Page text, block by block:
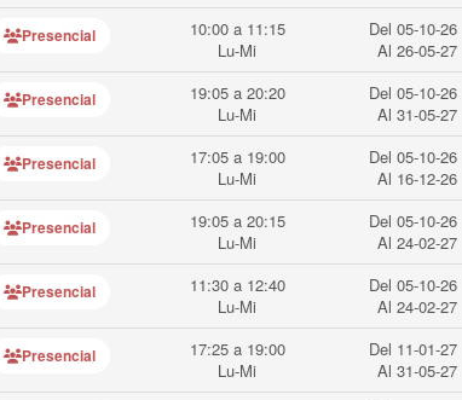
Presencial
10:00 a 11:15
Lu-Mi
Del 05-10-26
Al 26-05-27
Presencial
19:05 a 20:20
Lu-Mi
Del 05-10-26
Al 31-05-27
Presencial
17:05 a 19:00
Lu-Mi
Del 05-10-26
Al 16-12-26
Presencial
19:05 a 20:15
Lu-Mi
Del 05-10-26
Al 24-02-27
Presencial
11:30 a 12:40
Lu-Mi
Del 05-10-26
Al 24-02-27
Presencial
17:25 a 19:00
Lu-Mi
Del 11-01-27
Al 31-05-27